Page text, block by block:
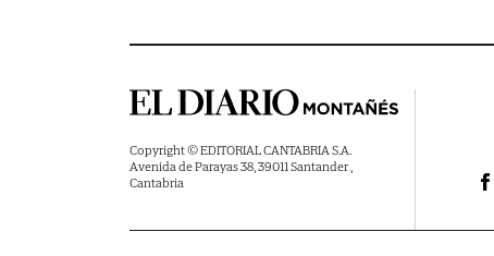
Copyright © EDITORIAL CANTABRIA S.A.
Avenida de Parayas 38, 39011 Santander ,
Cantabria